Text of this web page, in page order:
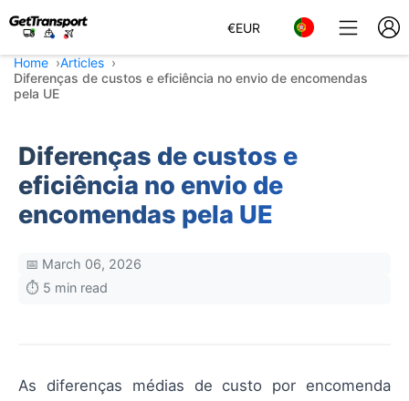
€EUR
Home
Articles
Diferenças de custos e eficiência no envio de encomendas
pela UE
Diferenças de custos e
eficiência no envio de
encomendas pela UE
📅 March 06, 2026
⏱️ 5 min read
As diferenças médias de custo por encomenda